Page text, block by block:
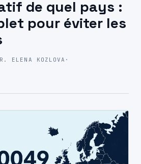
de quel pays :
pour éviter les
ELENA KOZLOVA ·